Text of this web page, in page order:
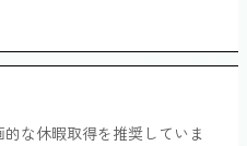
な休暇取得を推奨していま